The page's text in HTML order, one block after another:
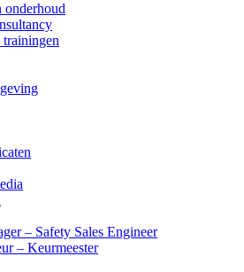
onderhoud
trainingen
– Safety Sales Engineer
– Keurmeester